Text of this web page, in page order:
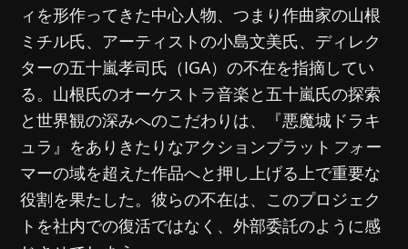
ィを形作ってきた中心人物、つまり作曲家の山根
ミチル氏、アーティストの小島文美氏、ディレク
ターの五十嵐孝司氏（IGA）の不在を指摘してい
る。山根氏のオーケストラ音楽と五十嵐氏の探索
と世界観の深みへのこだわりは、『悪魔城ドラキ
ュラ』をありきたりなアクションプラット フォー
マーの域を超えた作品へと押し上げる上で重要な
役割を果たした。彼らの不在は、このプロジェク
トを社内での復活ではなく、外部委託のように感